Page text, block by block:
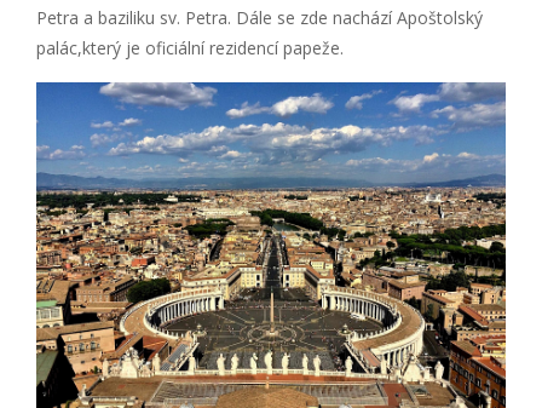
Petra a baziliku sv. Petra. Dále se zde nachází Apoštolský
palác,který je oficiální rezidencí papeže.